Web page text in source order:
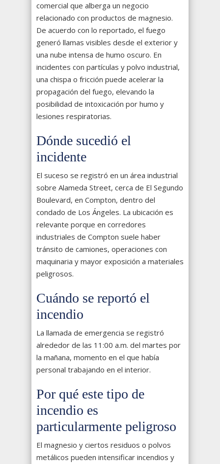
comercial que alberga un negocio
relacionado con productos de magnesio.
De acuerdo con lo reportado, el fuego
generó llamas visibles desde el exterior y
una nube intensa de humo oscuro. En
incidentes con partículas y polvo industrial,
una chispa o fricción puede acelerar la
propagación del fuego, elevando la
posibilidad de intoxicación por humo y
lesiones respiratorias.
Dónde sucedió el
incidente
El suceso se registró en un área industrial
sobre Alameda Street, cerca de El Segundo
Boulevard, en Compton, dentro del
condado de Los Ángeles. La ubicación es
relevante porque en corredores
industriales de Compton suele haber
tránsito de camiones, operaciones con
maquinaria y mayor exposición a materiales
peligrosos.
Cuándo se reportó el
incendio
La llamada de emergencia se registró
alrededor de las 11:00 a.m. del martes por
la mañana, momento en el que había
personal trabajando en el interior.
Por qué este tipo de
incendio es
particularmente peligroso
El magnesio y ciertos residuos o polvos
metálicos pueden intensificar incendios y